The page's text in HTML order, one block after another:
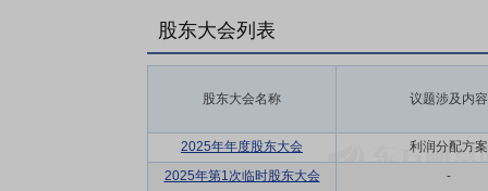
股东大会列表
股东大会名称 议题涉及内容
2025年年度股东大会
利润分配方案
2025年第1次临时股东大会
-